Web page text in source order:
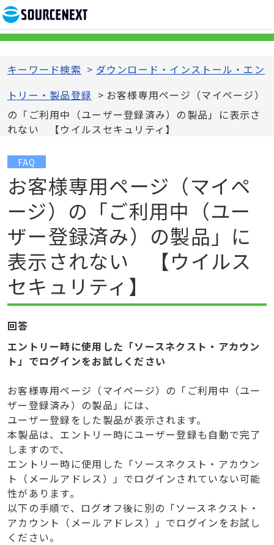
キーワード検索 > ダウンロード・インストール・エン
トリー・製品登録 > お客様専用ページ（マイページ）
の「ご利用中（ユーザー登録済み）の製品」に表示さ
れない 【ウイルスセキュリティ】
FAQ
お客様専用ページ（マイペ
ージ）の「ご利用中（ユー
ザー登録済み）の製品」に
表示されない 【ウイルス
セキュリティ】
回答
エントリー時に使用した「ソースネクスト・アカウン
ト」でログインをお試しください
お客様専用ページ（マイページ）の「ご利用中（ユー
ザー登録済み）の製品」には、
ユーザー登録をした製品が表示されます。
本製品は、エントリー時にユーザー登録も自動で完了
しますので、
エントリー時に使用した「ソースネクスト・アカウン
ト（メールアドレス）」でログインされていない可能
性があります。
以下の手順で、ログオフ後に別の「ソースネクスト・
アカウント（メールアドレス）」でログインをお試し
ください。